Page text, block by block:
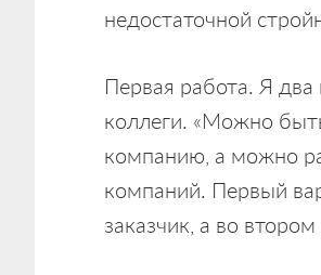
недостаточной
Первая работа. Я два
коллеги. «Можно
компанию, а можно
компаний. Первый
заказчик, а во